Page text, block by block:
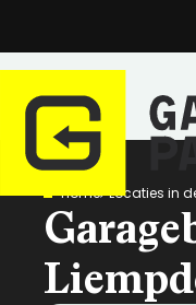
Bekijk alle locaties
Top locaties
Home Locaties in